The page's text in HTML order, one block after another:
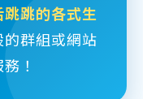
跳跳的各式生
的群組或網站
！